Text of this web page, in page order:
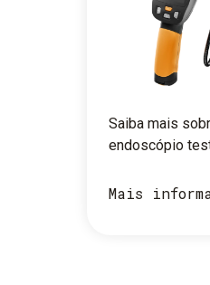
Saiba mais
endoscópio
Mais